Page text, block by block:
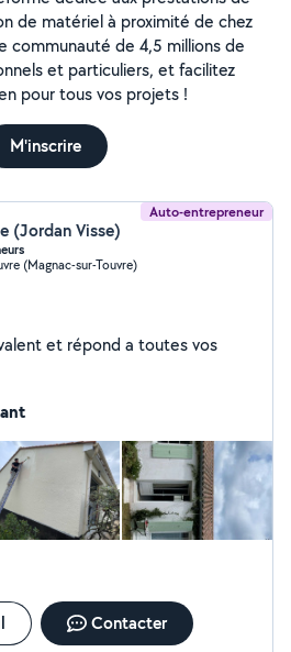
de matériel à proximité de chez
communauté de 4,5 millions de
et particuliers, et facilitez
pour tous vos projets !
M'inscrire
Auto-entrepreneur
(Jordan Visse)
(Magnac-sur-Touvre)
et répond a toutes vos
Contacter